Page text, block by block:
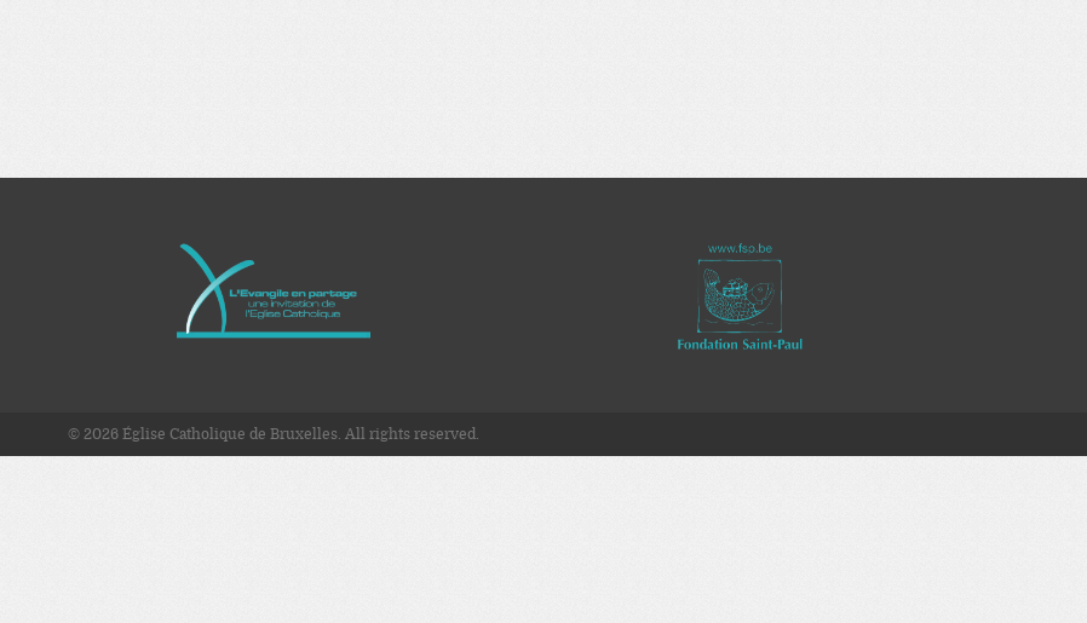
© 2026 Église Catholique de Bruxelles. All rights reserved.